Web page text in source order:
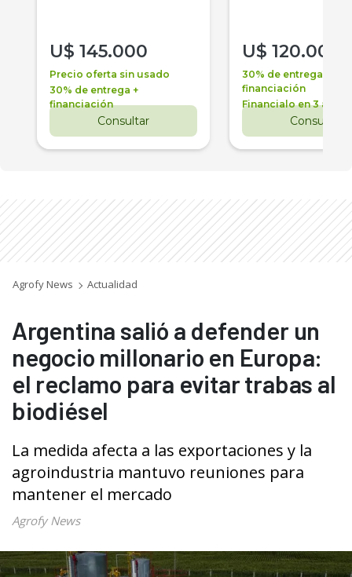
U$ 145.000
Precio oferta sin usado
30% de entrega +
financiación
Consultar
U$ 120.000
30% de entrega +
financiación
Financialo en 3 años
Consultar
Agrofy News Actualidad
Argentina salió a defender un
negocio millonario en Europa:
el reclamo para evitar trabas al
biodiésel
La medida afecta a las exportaciones y la
agroindustria mantuvo reuniones para
mantener el mercado
Agrofy News